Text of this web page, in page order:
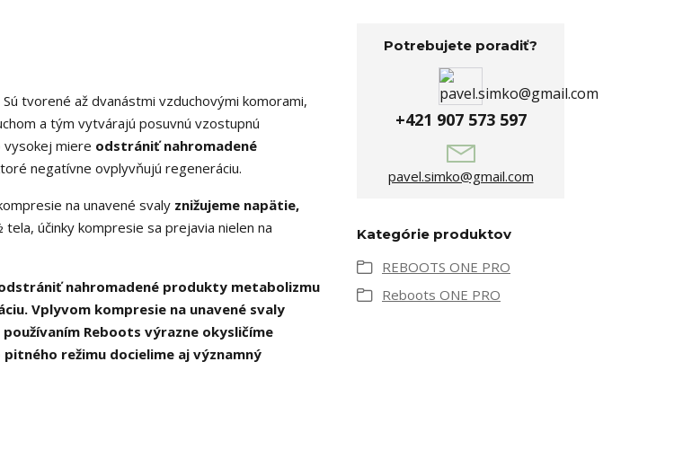
tvorené až dvanástmi vzduchovými komorami,
a tým vytvárajú posuvnú vzostupnú
vysokej miere odstrániť nahromadené
negatívne ovplyvňujú regeneráciu.
na unavené svaly znižujeme napätie,
účinky kompresie sa prejavia nielen na
nahromadené produkty metabolizmu
Vplyvom kompresie na unavené svaly
Reboots výrazne okysličíme
režimu docielime aj významný
Potrebujete poradiť?
+421 907 573 597
pavel.simko@gmail.com
Kategórie produktov
REBOOTS ONE PRO
Reboots ONE PRO